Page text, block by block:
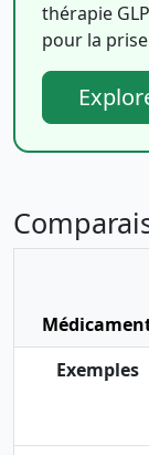
thérapie
pour la
Exemples